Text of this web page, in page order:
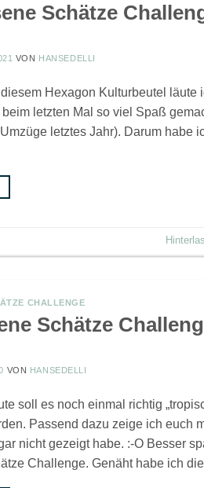
Schätze
VON HANSEDELLI
diesem Hexagon Kulturbeutel läute
letzten Mal so viel Spaß
letztes Jahr). Darum habe
CHALLENGE
Schätze
VON HANSEDELLI
soll es noch einmal richtig
Passend dazu zeige ich euch
nicht gezeigt habe. :-O Besser
Challenge. Genäht habe ich